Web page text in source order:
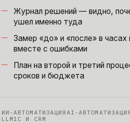
Журнал решений — видно,
ушел именно туда
Замер «до» и «после» в часах
вместе с ошибками
План на второй и третий
сроков и бюджета
ИИ-АВТОМАТИЗАЦИЯ AI-АВТОМАТИЗАЦИЯ
LLM 1С И CRM